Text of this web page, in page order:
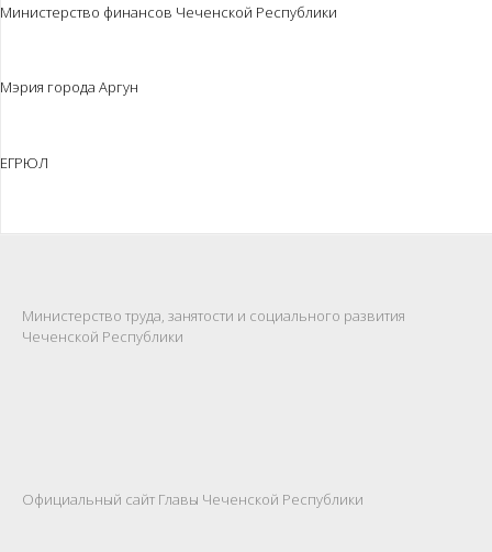
Министерство финансов Чеченской Республики
Мэрия города Аргун
ЕГРЮЛ
Министерство труда, занятости и социального развития
Чеченской Республики
Официальный сайт Главы Чеченской Республики